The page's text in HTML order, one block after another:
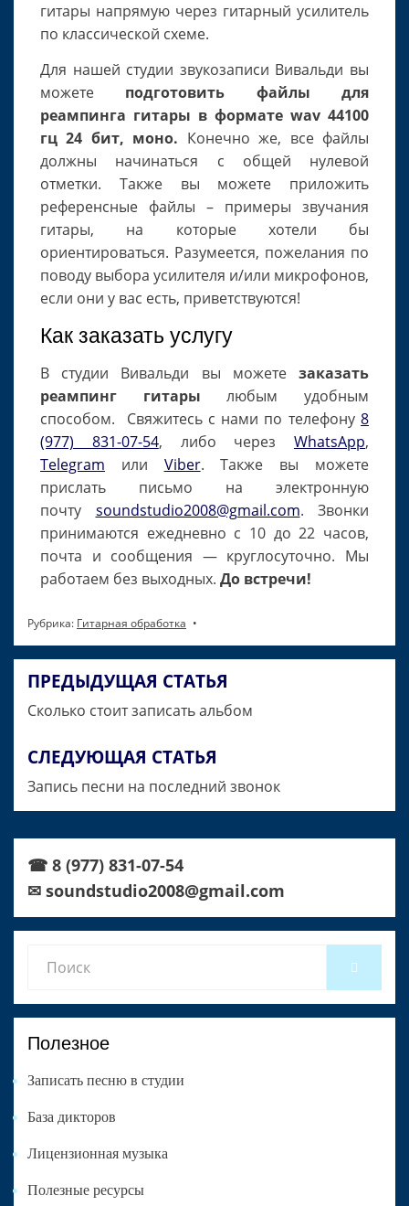
гитары напрямую через гитарный усилитель
по классической схеме.
Для нашей студии звукозаписи Вивальди вы
можете подготовить файлы для
реампинга гитары в формате wav 44100
гц 24 бит, моно. Конечно же, все файлы
должны начинаться с общей нулевой
отметки. Также вы можете приложить
референсные файлы – примеры звучания
гитары, на которые хотели бы
ориентироваться. Разумеется, пожелания по
поводу выбора усилителя и/или микрофонов,
если они у вас есть, приветствуются!
Как заказать услугу
В студии Вивальди вы можете заказать
реампинг гитары любым удобным
способом. Свяжитесь с нами по телефону 8
(977) 831-07-54, либо через WhatsApp,
Telegram или Viber. Также вы можете
прислать письмо на электронную
почту soundstudio2008@gmail.com. Звонки
принимаются ежедневно с 10 до 22 часов,
почта и сообщения — круглосуточно. Мы
работаем без выходных. До встречи!
Рубрика: Гитарная обработка
Навигация
по
записям
ПРЕДЫДУЩАЯ СТАТЬЯ
Сколько стоит записать альбом
СЛЕДУЮЩАЯ СТАТЬЯ
Запись песни на последний звонок
☎ 8 (977) 831-07-54
✉ soundstudio2008@gmail.com
for:
Полезное
Записать песню в студии
База дикторов
Лицензионная музыка
Полезные ресурсы